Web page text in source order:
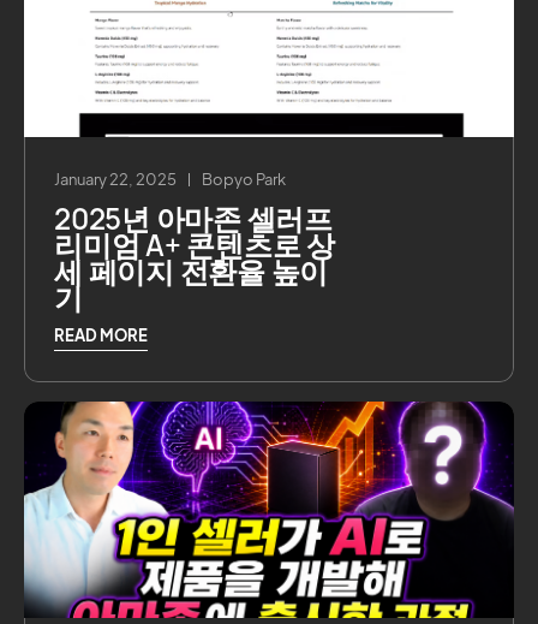
January 22, 2025 Bopyo Park
2025년 아마존 셀러프
리미엄 A+ 콘텐츠로 상
세 페이지 전환율 높이
기
READ MORE